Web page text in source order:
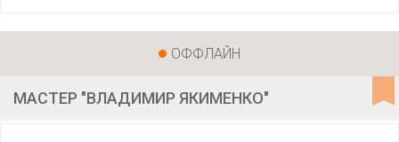
ОФФЛАЙН
МАСТЕР "ВЛАДИМИР ЯКИМЕНКО"